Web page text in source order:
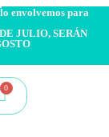
envolvemos para
JULIO, SERÁN